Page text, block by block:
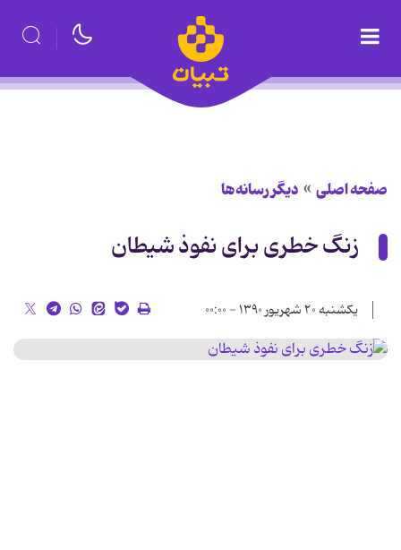
صفحه اصلی دیگر رسانه‌ها
زنگ خطری برای نفوذ شیطان
یکشنبه ۲۰ شهریور ۱۳۹۰ - ۰۰:۰۰